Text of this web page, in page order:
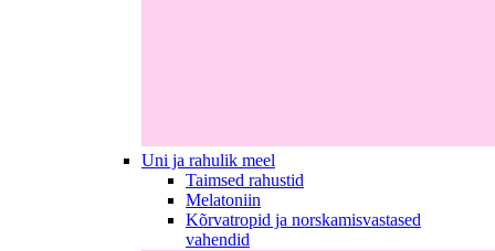
Uni ja rahulik meel
Taimsed rahustid
Melatoniin
Kõrvatropid ja norskamisvastased
vahendid